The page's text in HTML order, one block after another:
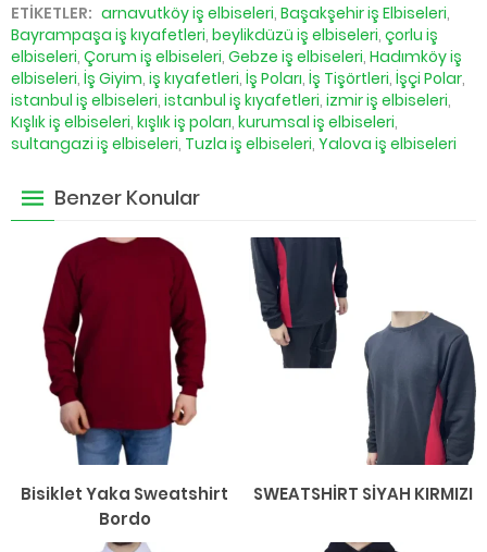
ETİKETLER: arnavutköy iş elbiseleri, Başakşehir iş Elbiseleri,
Bayrampaşa iş kıyafetleri, beylikdüzü iş elbiseleri, çorlu iş
elbiseleri, Çorum iş elbiseleri, Gebze iş elbiseleri, Hadımköy iş
elbiseleri, İş Giyim, iş kıyafetleri, İş Poları, İş Tişörtleri, İşçi Polar,
istanbul iş elbiseleri, istanbul iş kıyafetleri, izmir iş elbiseleri,
Kışlık iş elbiseleri, kışlık iş poları, kurumsal iş elbiseleri,
sultangazi iş elbiseleri, Tuzla iş elbiseleri, Yalova iş elbiseleri
Benzer Konular
Bisiklet Yaka Sweatshirt
Bordo
SWEATSHİRT SİYAH KIRMIZI